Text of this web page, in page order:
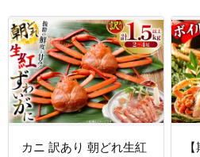
カニ 訳あり 朝どれ生紅